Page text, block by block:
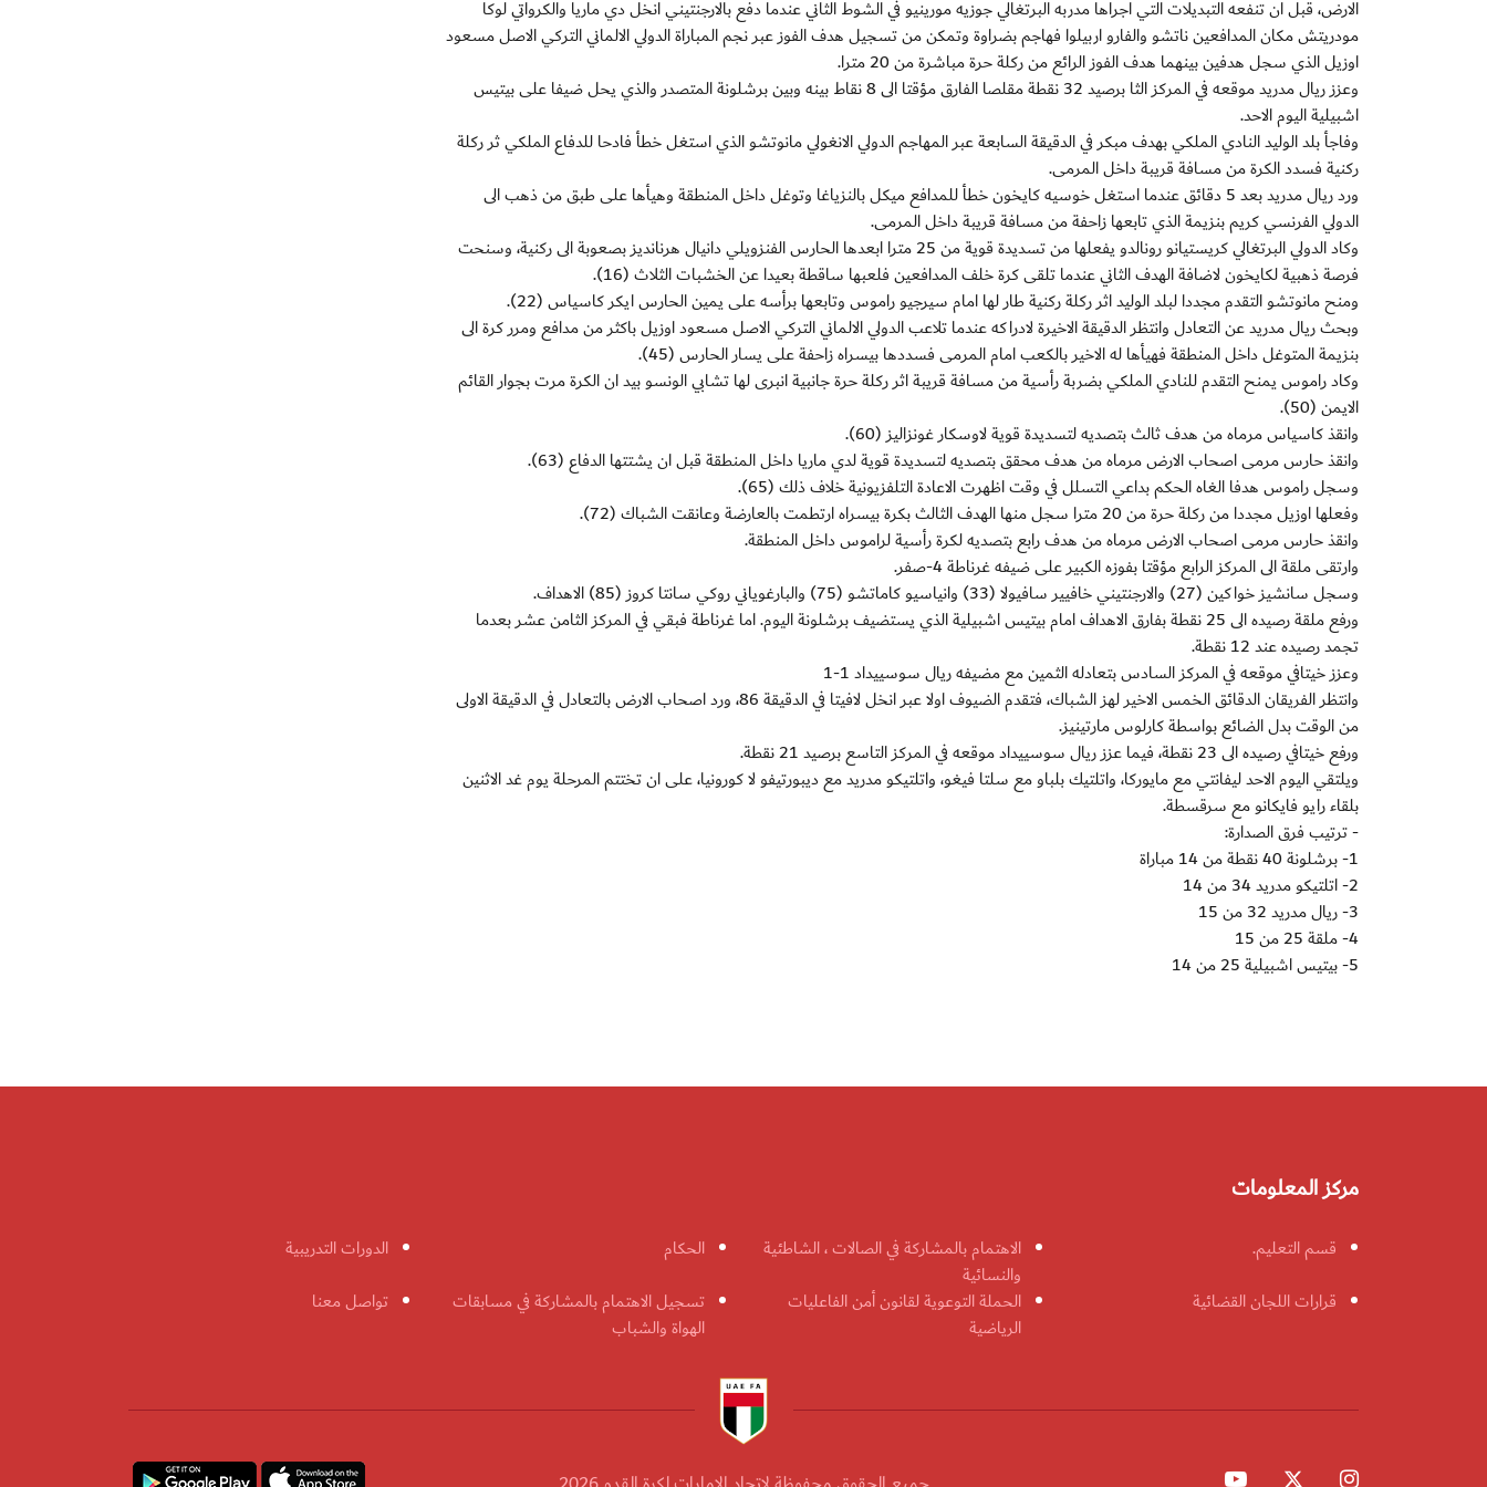
الارض، قبل ان تنفعه التبديلات التي اجراها مدربه البرتغالي جوزيه مورينيو في الشوط الثاني عندما دفع بالارجنتيني انخل دي ماريا والكرواتي لوكا
مودريتش مكان المدافعين ناتشو والفارو اربيلوا فهاجم بضراوة وتمكن من تسجيل هدف الفوز عبر نجم المباراة الدولي الالماني التركي الاصل مسعود
اوزيل الذي سجل هدفين بينهما هدف الفوز الرائع من ركلة حرة مباشرة من 20 مترا.
وعزز ريال مدريد موقعه في المركز الثا برصيد 32 نقطة مقلصا الفارق مؤقتا الى 8 نقاط بينه وبين برشلونة المتصدر والذي يحل ضيفا على بيتيس
اشبيلية اليوم الاحد.
وفاجأ بلد الوليد النادي الملكي بهدف مبكر في الدقيقة السابعة عبر المهاجم الدولي الانغولي مانوتشو الذي استغل خطأ فادحا للدفاع الملكي ثر ركلة
ركنية فسدد الكرة من مسافة قريبة داخل المرمى.
ورد ريال مدريد بعد 5 دقائق عندما استغل خوسيه كايخون خطأ للمدافع ميكل بالنزياغا وتوغل داخل المنطقة وهيأها على طبق من ذهب الى
الدولي الفرنسي كريم بنزيمة الذي تابعها زاحفة من مسافة قريبة داخل المرمى.
وكاد الدولي البرتغالي كريستيانو رونالدو يفعلها من تسديدة قوية من 25 مترا ابعدها الحارس الفنزويلي دانيال هرنانديز بصعوبة الى ركنية، وسنحت
فرصة ذهبية لكايخون لاضافة الهدف الثاني عندما تلقى كرة خلف المدافعين فلعبها ساقطة بعيدا عن الخشبات الثلاث (16).
ومنح مانوتشو التقدم مجددا لبلد الوليد اثر ركلة ركنية طار لها امام سيرجيو راموس وتابعها برأسه على يمين الحارس ايكر كاسياس (22).
وبحث ريال مدريد عن التعادل وانتظر الدقيقة الاخيرة لادراكه عندما تلاعب الدولي الالماني التركي الاصل مسعود اوزيل باكثر من مدافع ومرر كرة الى
بنزيمة المتوغل داخل المنطقة فهيأها له الاخير بالكعب امام المرمى فسددها بيسراه زاحفة على يسار الحارس (45).
وكاد راموس يمنح التقدم للنادي الملكي بضربة رأسية من مسافة قريبة اثر ركلة حرة جانبية انبرى لها تشابي الونسو بيد ان الكرة مرت بجوار القائم
الايمن (50).
وانقذ كاسياس مرماه من هدف ثالث بتصديه لتسديدة قوية لاوسكار غونزاليز (60).
وانقذ حارس مرمى اصحاب الارض مرماه من هدف محقق بتصديه لتسديدة قوية لدي ماريا داخل المنطقة قبل ان يشتتها الدفاع (63).
وسجل راموس هدفا الغاه الحكم بداعي التسلل في وقت اظهرت الاعادة التلفزيونية خلاف ذلك (65).
وفعلها اوزيل مجددا من ركلة حرة من 20 مترا سجل منها الهدف الثالث بكرة بيسراه ارتطمت بالعارضة وعانقت الشباك (72).
وانقذ حارس مرمى اصحاب الارض مرماه من هدف رابع بتصديه لكرة رأسية لراموس داخل المنطقة.
وارتقى ملقة الى المركز الرابع مؤقتا بفوزه الكبير على ضيفه غرناطة 4-صفر.
وسجل سانشيز خواكين (27) والارجنتيني خافيير سافيولا (33) وانياسيو كاماتشو (75) والبارغوياني روكي سانتا كروز (85) الاهداف.
ورفع ملقة رصيده الى 25 نقطة بفارق الاهداف امام بيتيس اشبيلية الذي يستضيف برشلونة اليوم. اما غرناطة فبقي في المركز الثامن عشر بعدما
تجمد رصيده عند 12 نقطة.
وعزز خيتافي موقعه في المركز السادس بتعادله الثمين مع مضيفه ريال سوسييداد 1-1
وانتظر الفريقان الدقائق الخمس الاخير لهز الشباك، فتقدم الضيوف اولا عبر انخل لافيتا في الدقيقة 86، ورد اصحاب الارض بالتعادل في الدقيقة الاولى
من الوقت بدل الضائع بواسطة كارلوس مارتينيز.
ورفع خيتافي رصيده الى 23 نقطة، فيما عزز ريال سوسييداد موقعه في المركز التاسع برصيد 21 نقطة.
ويلتقي اليوم الاحد ليفانتي مع مايوركا، واتلتيك بلباو مع سلتا فيغو، واتلتيكو مدريد مع ديبورتيفو لا كورونيا، على ان تختتم المرحلة يوم غد الاثنين
بلقاء رايو فايكانو مع سرقسطة.
- ترتيب فرق الصدارة:
1- برشلونة 40 نقطة من 14 مباراة
2- اتلتيكو مدريد 34 من 14
3- ريال مدريد 32 من 15
4- ملقة 25 من 15
5- بيتيس اشبيلية 25 من 14
مركز المعلومات
قسم التعليم.
الاهتمام بالمشاركة في الصالات ، الشاطئية
والنسائية
الحكام
الدورات التدريبية
قرارات اللجان القضائية
الحملة التوعوية لقانون أمن الفاعليات
الرياضية
تسجيل الاهتمام بالمشاركة في مسابقات
الهواة والشباب
تواصل معنا